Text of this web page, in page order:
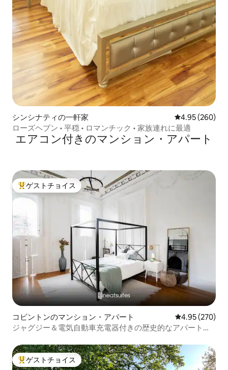
シンシナティの一軒家 レビュー260
4.95 (260)
ローズヘブン • 平穏 • ロマンチック • 家族連れに最適
エアコン付きのマンション・アパート
大好評のゲストチョイスです。
ゲストチョイス
コビントンのマンション・アパート レビュー270
4.95 (270)
ジャグジー＆電気自動車充電器付きの歴史的なアパートメ
大好評のゲストチョイスです。
ゲストチョイス